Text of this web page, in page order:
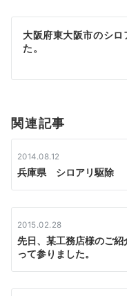
ビ
ゲ
ョ
ン
大阪府東大阪市のシ
た。
関連記事
2014.08.12
兵庫県 シロアリ駆除
2015.02.28
先日、某工務店様のご
って参りました。